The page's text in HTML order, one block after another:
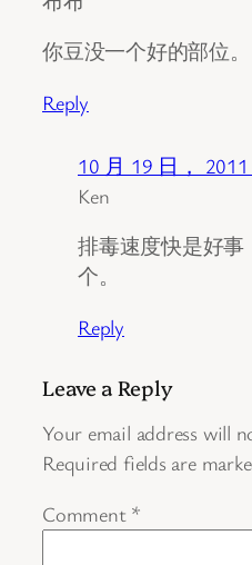
你豆没一个好的部位。
Reply
10 月 19 日，
Ken
排毒速度快是好
个。
Reply
Leave a Reply
Your email address will
Required fields are
Comment *